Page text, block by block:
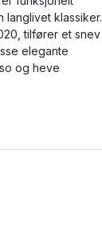
langlivet klassiker.
tilfører et snev
elegante
og heve